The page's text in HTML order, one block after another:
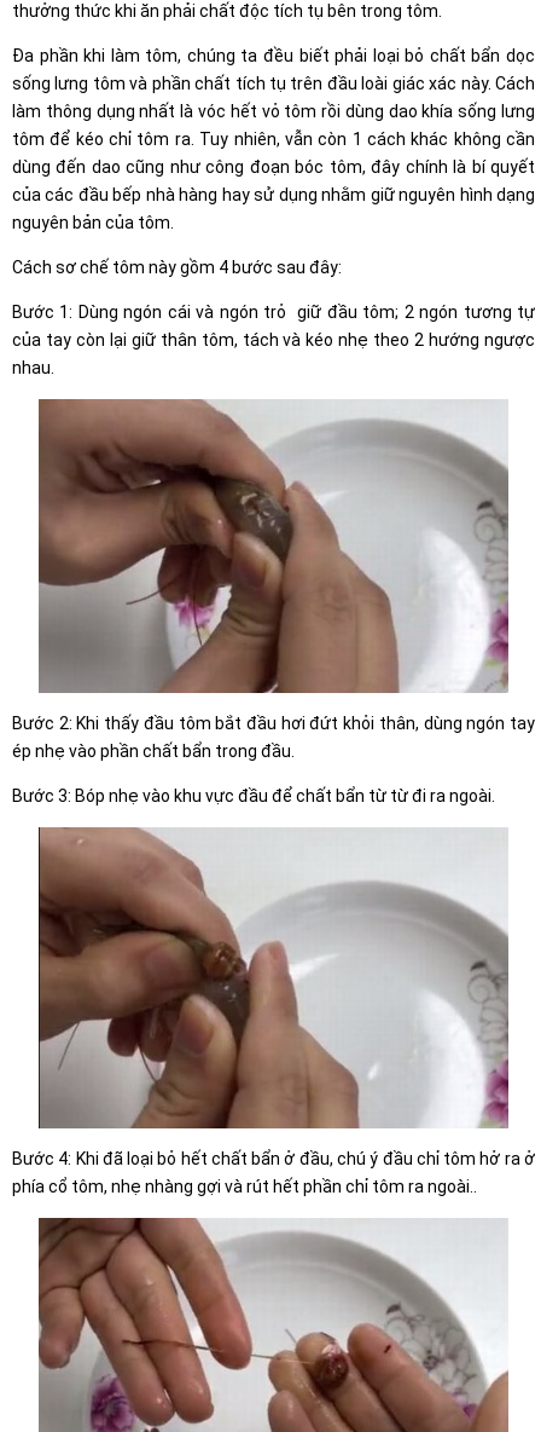
thưởng thức khi ăn phải chất độc tích tụ bên trong tôm.
Đa phần khi làm tôm, chúng ta đều biết phải loại bỏ chất bẩn dọc
sống lưng tôm và phần chất tích tụ trên đầu loài giác xác này. Cách
làm thông dụng nhất là vóc hết vỏ tôm rồi dùng dao khía sống lưng
tôm để kéo chỉ tôm ra. Tuy nhiên, vẫn còn 1 cách khác không cần
dùng đến dao cũng như công đoạn bóc tôm, đây chính là bí quyết
của các đầu bếp nhà hàng hay sử dụng nhằm giữ nguyên hình dạng
nguyên bản của tôm.
Cách sơ chế tôm này gồm 4 bước sau đây:
Bước 1: Dùng ngón cái và ngón trỏ giữ đầu tôm; 2 ngón tương tự
của tay còn lại giữ thân tôm, tách và kéo nhẹ theo 2 hướng ngược
nhau.
Bước 2: Khi thấy đầu tôm bắt đầu hơi đứt khỏi thân, dùng ngón tay
ép nhẹ vào phần chất bẩn trong đầu.
Bước 3: Bóp nhẹ vào khu vực đầu để chất bẩn từ từ đi ra ngoài.
Bước 4: Khi đã loại bỏ hết chất bẩn ở đầu, chú ý đầu chỉ tôm hở ra ở
phía cổ tôm, nhẹ nhàng gợi và rút hết phần chỉ tôm ra ngoài..